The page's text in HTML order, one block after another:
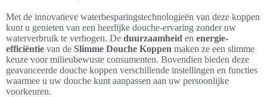
Met de innovatieve waterbesparingstechnologieën van deze koppen
kunt u genieten van een heerlijke douche-ervaring zonder uw
waterverbruik te verhogen. De duurzaamheid en energie-
efficiëntie van de Slimme Douche Koppen maken ze een slimme
keuze voor milieubewuste consumenten. Bovendien bieden deze
geavanceerde douche koppen verschillende instellingen en functies
waarmee u uw douche kunt aanpassen aan uw persoonlijke
voorkeuren.